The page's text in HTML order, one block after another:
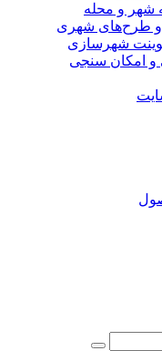
شهر و محله
و طرح‌های شهری
شهرسازی
و امکان سنجی